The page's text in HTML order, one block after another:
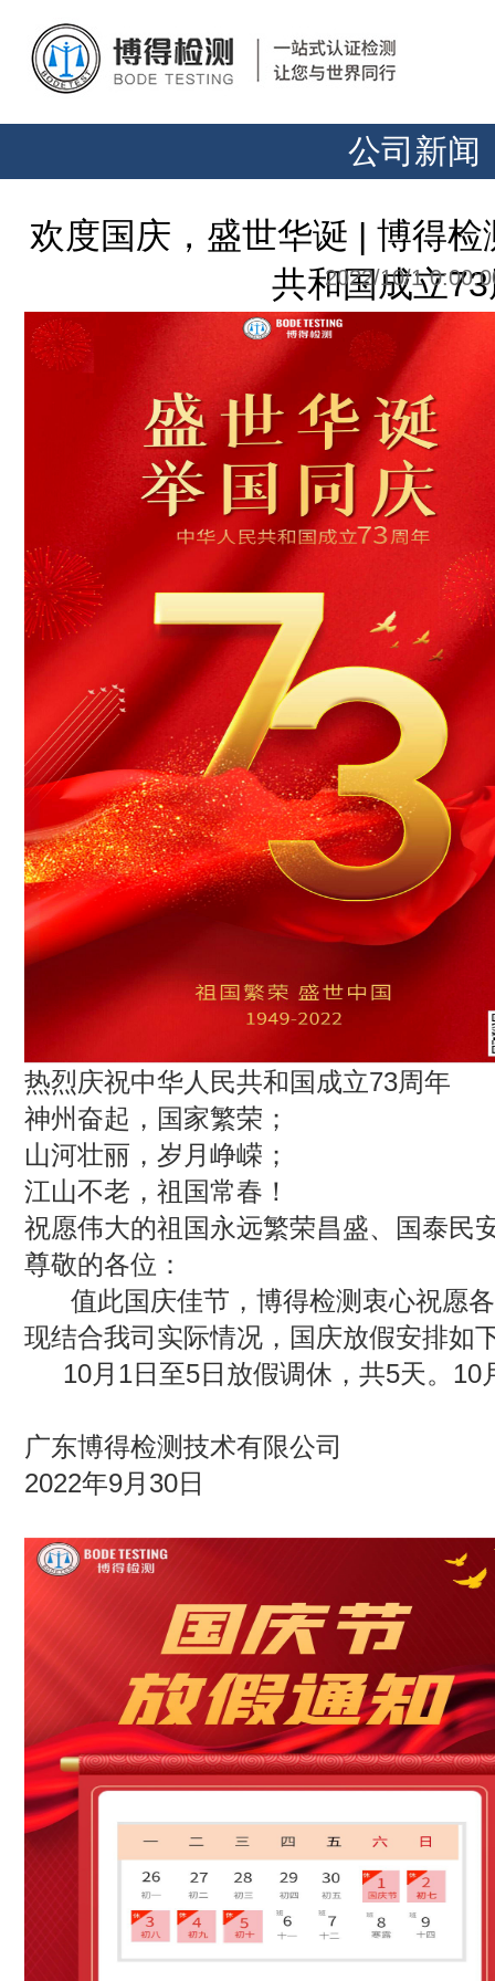
公司新闻
欢度国庆，盛世华诞 | 博得
共和国成立
2022/10/1
热烈庆祝中华人民共和国成立73周年
神州奋起，国家繁荣；
山河壮丽，岁月峥嵘；
江山不老，祖国常春！
祝愿伟大的祖国永远繁荣昌盛、国泰民
尊敬的各位：
值此国庆佳节，博得检测衷心祝愿各
现结合我司实际情况，国庆放假安排如
10月1日至5日放假调休，共5天。10
广东博得检测技术有限公司
2022年9月30日